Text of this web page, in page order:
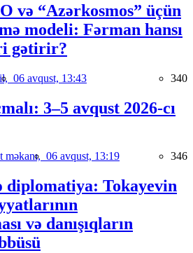
və “Azərkosmos” üçün
modeli: Fərman hansı
gətirir?
06 avqust, 13:43 340
3–5 avqust 2026-cı
məkanı, 06 avqust, 13:19 346
diplomatiya: Tokayevin
və danışıqların